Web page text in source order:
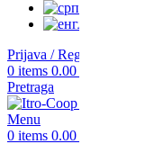
Prijava / Registracija
0 items 0.00
Pretraga
Menu
0 items 0.00